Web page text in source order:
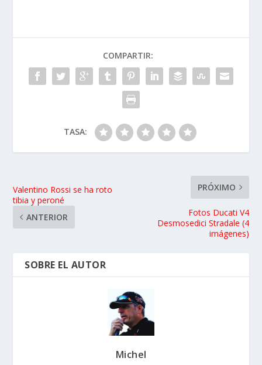
COMPARTIR:
TASA:
Valentino Rossi se ha roto
tibia y peroné
ANTERIOR
PRÓXIMO
Fotos Ducati V4
Desmosedici Stradale (4
imágenes)
SOBRE EL AUTOR
Michel